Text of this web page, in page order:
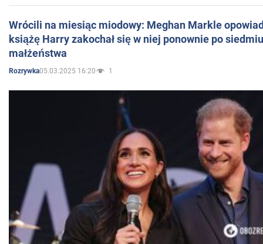
Wrócili na miesiąc miodowy: Meghan Markle
książę Harry zakochał się w niej ponownie po
małżeństwa
Rozrywka05.03.2025 16:20 1